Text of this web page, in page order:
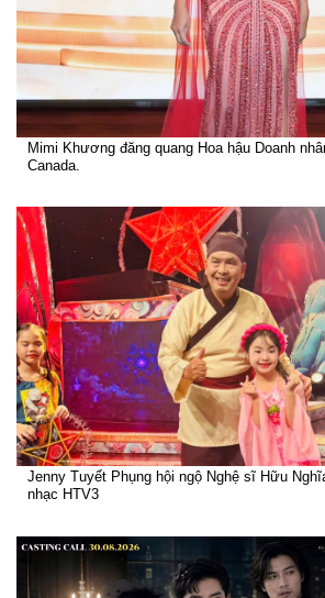
Mimi Khương đăng quang Hoa hậu Doanh
Canada.
Jenny Tuyết Phụng hội ngộ Nghệ sĩ Hữu
nhạc HTV3